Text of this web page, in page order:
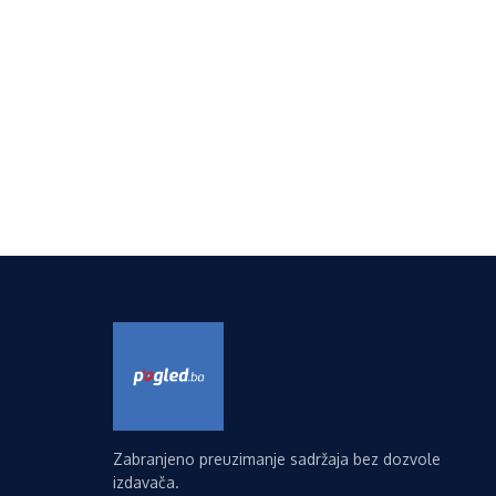
Zabranjeno preuzimanje sadržaja bez dozvole
izdavača.